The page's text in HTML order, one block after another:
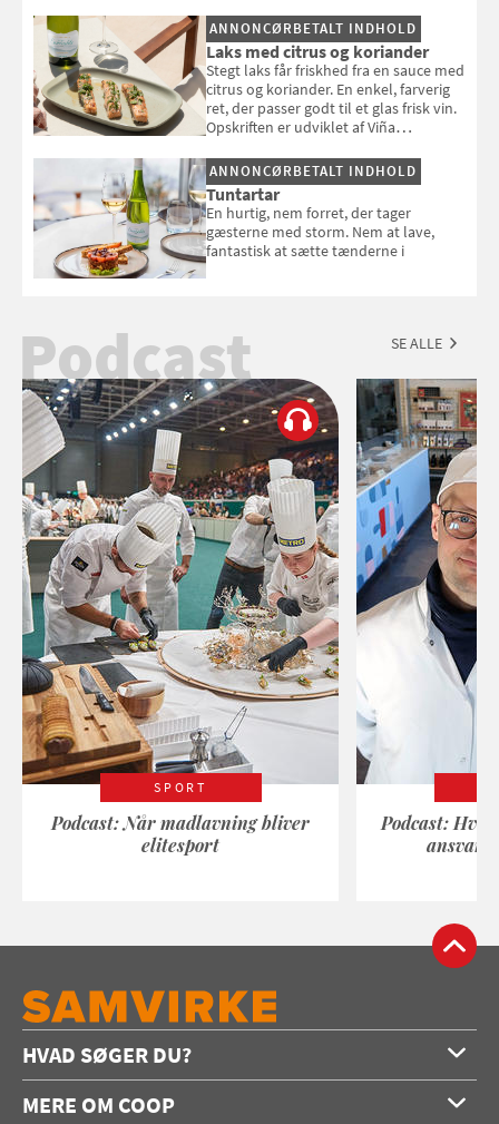
selvstændigt måltid. Opskriften er fra
Louisa Lorangs kogebog "Salat".
ANNONCØRBETALT INDHOLD
Laks med citrus og koriander
Stegt laks får friskhed fra en sauce med
citrus og koriander. En enkel, farverig
ret, der passer godt til et glas frisk vin.
Opskriften er udviklet af Viña
ANNONCØRBETALT INDHOLD
Tuntartar
En hurtig, nem forret, der tager
gæsterne med storm. Nem at lave,
fantastisk at sætte tænderne i
Podcast SE ALLE
SPORT
Podcast: Når madlavning bliver
elitesport
Podcast:
HVAD SØGER DU?
Forside
MERE OM COOP